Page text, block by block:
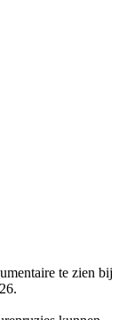
te zien bij